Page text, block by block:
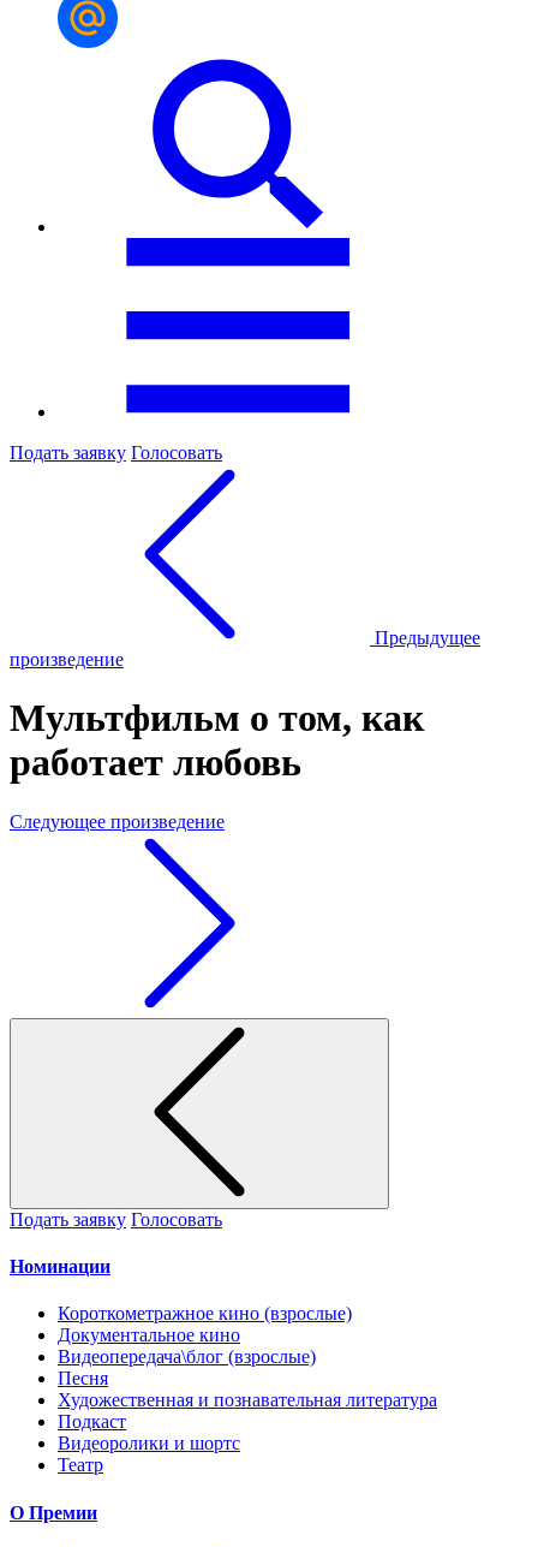
Подать заявку Голосовать
Предыдущее
произведение
Мультфильм о том, как
работает любовь
Следующее произведение
Подать заявку Голосовать
Номинации
Короткометражное кино (взрослые)
Документальное кино
Видеопередача\блог (взрослые)
Песня
Художественная и познавательная литература
Подкаст
Видеоролики и шортс
Театр
О Премии